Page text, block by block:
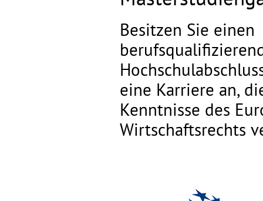
Besitzen Sie einen
eine Karriere an,
Kenntnisse des
Wirtschaftsrechts